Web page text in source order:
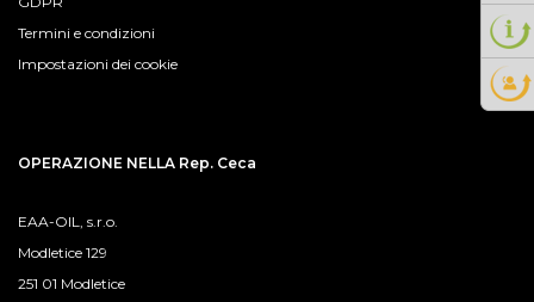
Termini e condizioni
Impostazioni dei cookie
OPERAZIONE NELLA Rep. Ceca
EAA-OIL, s.r.o.
Modletice 129
251 01 Modletice